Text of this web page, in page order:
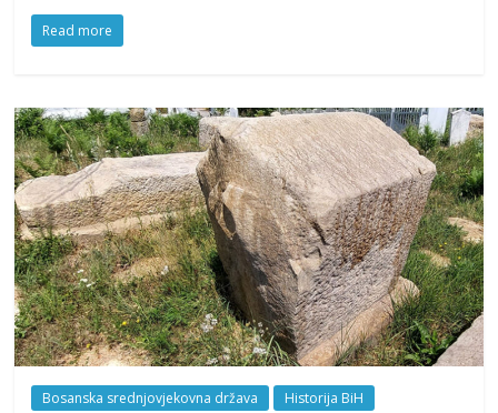
Read more
Bosanska srednjovjekovna država Historija BiH